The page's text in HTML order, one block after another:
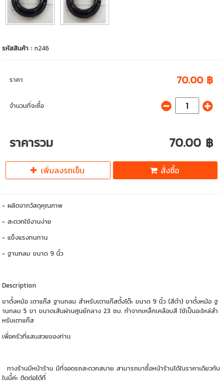
รหัสสินค้า :n246
ราคา 70.00 ฿
จำนวนที่จะซื้อ
ราคารวม 70.00 ฿
เพิ่มลงรถเข็น สั่งซื้อ
- ผลิตจากวัสดุคุณภาพ
- สะดวกใช้งานง่าย
- แข็งแรงทนทาน
- ฐานกลม ขนาด 9 นิ้ว
Description
ขาตั้งหม้อ เตาแก๊ส ฐานกลม สำหรับเตาแก๊สตั้งโต๊ะ ขนาด 9 นิ้ว (สีดำ) ขาตั้งหม้อ ฐ
านกลม 5 ขา ขนาดเส้นผ่านศูนย์กลาง 23 ซม. ทำจากเหล็กเคลือบสี ใช้เป็นอะไหล่สำ
หรับเตาแก๊ส
เพื่อครัวที่แสนสวยของท่าน
ทางร้านมีหน้าร้าน มีที่จอดรถสะดวกสบาย สามารถมาซื้อหน้าร้านได้ในราคาเดียวกับ
ในนี้ค่ะ ติดต่อได้ที่